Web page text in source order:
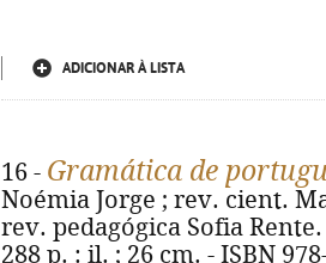
ADICIONAR À LISTA
16 - Gramática de
Noémia Jorge ; rev. cient.
rev. pedagógica Sofia
288 p. : il. ; 26 cm. - ISBN